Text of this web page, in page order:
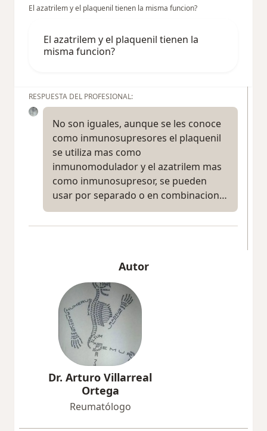
El azatrilem y el plaquenil tienen la misma funcion?
El azatrilem y el plaquenil tienen la
misma funcion?
RESPUESTA DEL PROFESIONAL:
No son iguales, aunque se les conoce
como inmunosupresores el plaquenil
se utiliza mas como
inmunomodulador y el azatrilem mas
como inmunosupresor, se pueden
usar por separado o en combinacion…
Autor
Dr. Arturo Villarreal
Ortega
Reumatólogo